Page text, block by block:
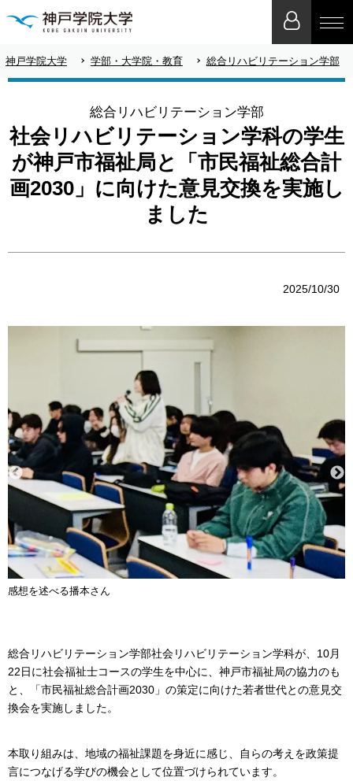
神戸学院大学 学部・大学院・教育 総合リハビリテーション学部
総合リハビリテーション学部
社会リハビリテーション学科の学生
が神戸市福祉局と「市民福祉総合計
画2030」に向けた意見交換を実施し
ました
2025/10/30
感想を述べる播本さん
総合リハビリテーション学部社会リハビリテーション学科が、10月
22日に社会福祉士コースの学生を中心に、神戸市福祉局の協力のも
と、「市民福祉総合計画2030」の策定に向けた若者世代との意見交
換会を実施しました。
本取り組みは、地域の福祉課題を身近に感じ、自らの考えを政策提
言につなげる学びの機会として位置づけられています。